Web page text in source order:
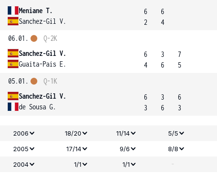
Meniane T.
Sanchez-Gil V.
6
2
6
4
06.01.
Sanchez-Gil V.
Guaita-Pais E.
Q-2K
6
4
3
6
7
5
05.01.
Sanchez-Gil V.
de Sousa G.
Q-1K
6
3
3
6
6
3
2006 18/20 11/14
5/5
2005
17/14 9/6
8/8
2004
1/1 1/1 -